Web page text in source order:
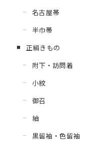
名古屋帯
半巾帯
正絹きもの
附下・訪問着
小紋
御召
紬
黒留袖・色留袖